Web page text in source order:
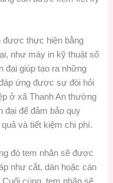
được thực hiện bằng
như máy in kỹ thuật số
đại giúp tạo ra những
ứng được sự đòi hỏi
ở xã Thanh An thường
đại để đảm bảo quy
và tiết kiệm chi phí.
đó tem nhãn sẽ được
như cắt, dán hoặc cán
cùng, tem nhãn sẽ